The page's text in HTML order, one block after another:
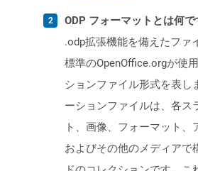
ODP フォーマットとは何で
.odp拡張機能を備えたファ
標準のOpenOffice.orgが使
ションファイル形式を表し
ーションファイルは、各ス
ト、画像、フォーマット、
およびその他のメディアで